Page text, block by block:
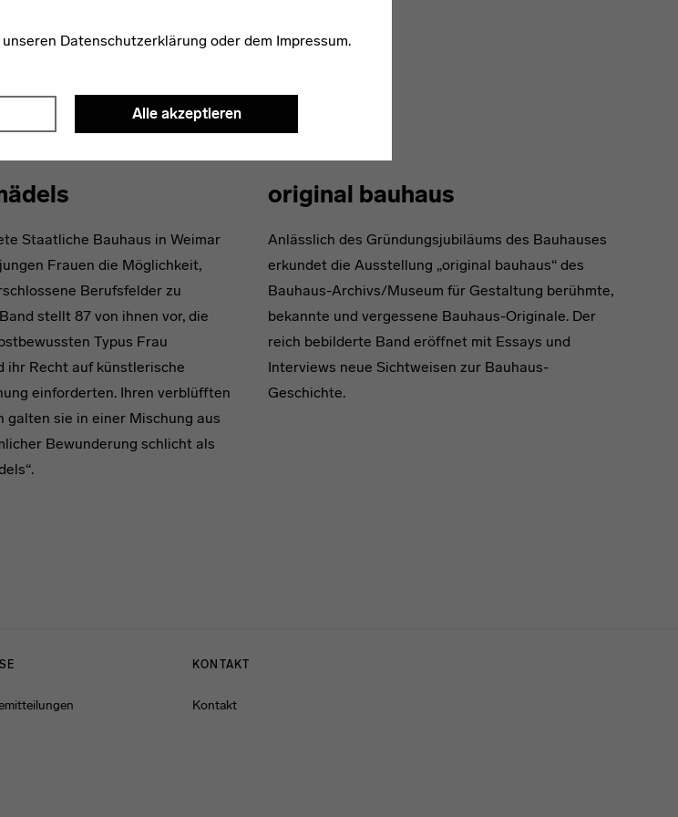
Datenschutzerklärung oder dem Impressum.
Alle akzeptieren
PUBLIKATIONEN ZUM THEMA
Staatliche Bauhaus in Weimar
Frauen die Möglichkeit,
Berufsfelder zu
stellt 87 von ihnen vor, die
Typus Frau
ihr Recht auf künstlerische
einforderten. Ihren verblüfften
galten sie in einer Mischung aus
Bewunderung schlicht als
original bauhaus
Anlässlich des Gründungsjubiläums des Bauhauses
erkundet die Ausstellung „original bauhaus“ des
Bauhaus-Archivs/Museum für Gestaltung berühmte,
bekannte und vergessene Bauhaus-Originale. Der
reich bebilderte Band eröffnet mit Essays und
Interviews neue Sichtweisen zur Bauhaus-
Geschichte.
KONTAKT
Kontakt